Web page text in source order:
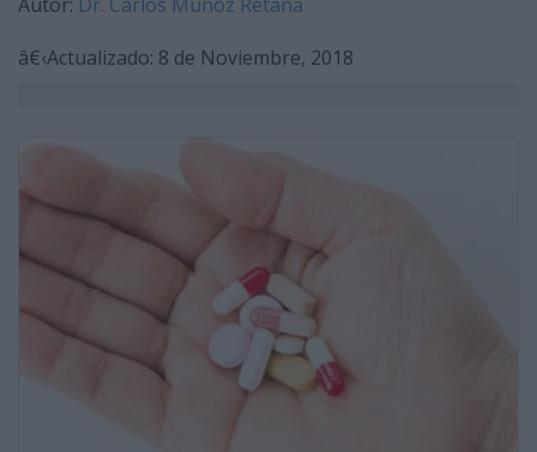
â€‹Actualizado: 8 de Noviembre, 2018